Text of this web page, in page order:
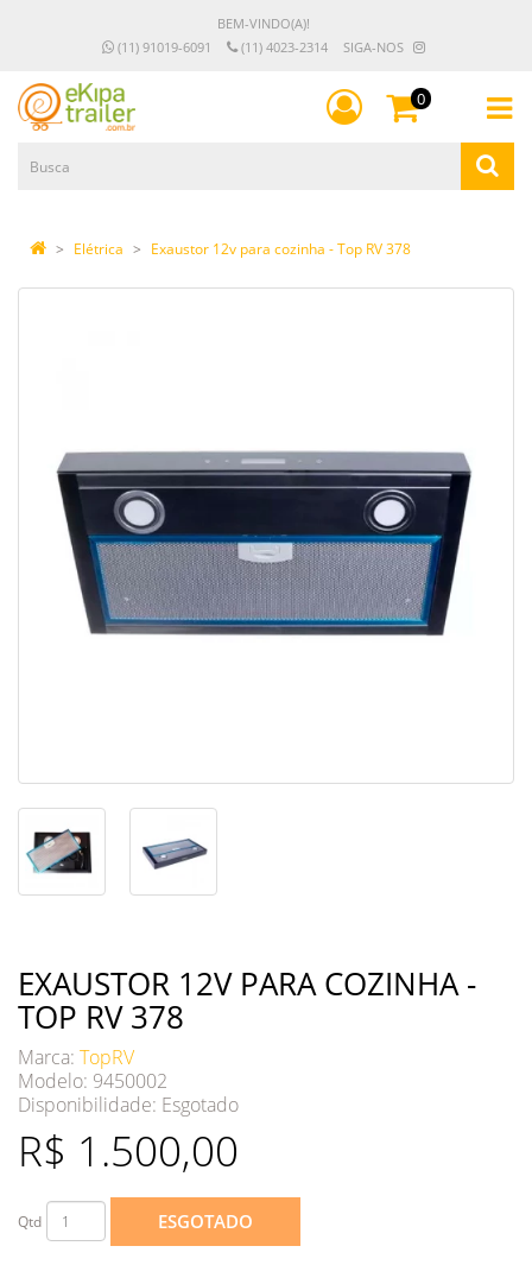
BEM-VINDO(A)!
(11) 91019-6091
(11) 4023-2314 SIGA-NOS
0
Elétrica Exaustor 12v para cozinha - Top RV 378
EXAUSTOR 12V PARA COZINHA -
TOP RV 378
Marca: TopRV
Modelo: 9450002
Disponibilidade: Esgotado
R$ 1.500,00
Qtd ESGOTADO